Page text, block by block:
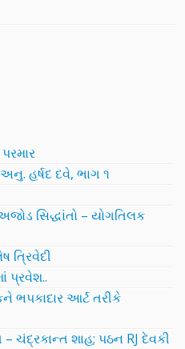
હર્ષદ દવે, ભાગ ૧
સિદ્ધાંતો – યોગતિલક
ત્રિવેદી
પ્રવેશ..
ભપકાદાર આર્ટ તરીકે
ચંદ્રકાન્ત શાહ; પઠન RJ દેવકી